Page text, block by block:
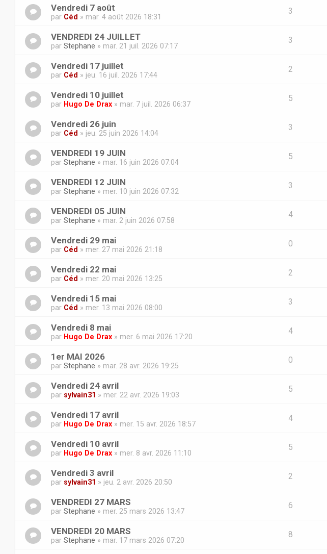
Vendredi 7 août
par Céd » mar. 4 août 2026 18:31
3
VENDREDI 24 JUILLET
par Stephane » mar. 21 juil. 2026 07:17
3
Vendredi 17 juillet
par Céd » jeu. 16 juil. 2026 17:44
2
Vendredi 10 juillet
par Hugo De Drax » mar. 7 juil. 2026 06:37
5
Vendredi 26 juin
par Céd » jeu. 25 juin 2026 14:04
3
VENDREDI 19 JUIN
par Stephane » mar. 16 juin 2026 07:04
5
VENDREDI 12 JUIN
par Stephane » mer. 10 juin 2026 07:32
3
VENDREDI 05 JUIN
par Stephane » mar. 2 juin 2026 07:58
4
Vendredi 29 mai
par Céd » mer. 27 mai 2026 21:18
0
Vendredi 22 mai
par Céd » mer. 20 mai 2026 13:25
2
Vendredi 15 mai
par Céd » mer. 13 mai 2026 08:00
3
Vendredi 8 mai
par Hugo De Drax » mer. 6 mai 2026 17:20
4
1er MAI 2026
par Stephane » mar. 28 avr. 2026 19:25
0
Vendredi 24 avril
par sylvain31 » mer. 22 avr. 2026 19:03
5
Vendredi 17 avril
par Hugo De Drax » mer. 15 avr. 2026 18:57
4
Vendredi 10 avril
par Hugo De Drax » mer. 8 avr. 2026 11:10
5
Vendredi 3 avril
par sylvain31 » jeu. 2 avr. 2026 20:50
2
VENDREDI 27 MARS
par Stephane » mer. 25 mars 2026 13:47
6
VENDREDI 20 MARS
par Stephane » mar. 17 mars 2026 07:20
8